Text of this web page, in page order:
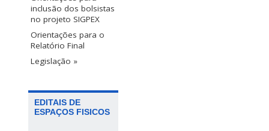
inclusão dos bolsistas
no projeto SIGPEX
Orientações para o
Relatório Final
Legislação »
EDITAIS DE
ESPAÇOS FISICOS